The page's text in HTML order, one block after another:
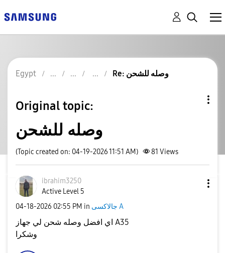
Egypt Re: وصله للشحن
Original topic:
وصله للشحن
(Topic created on: 04-19-2026 11:51 AM) 81 Views
ibrahim3250
Active Level 5
‎04-18-2026 02:55 PM in جالاكسى A
اي افضل وصله شحن لي جهاز A35